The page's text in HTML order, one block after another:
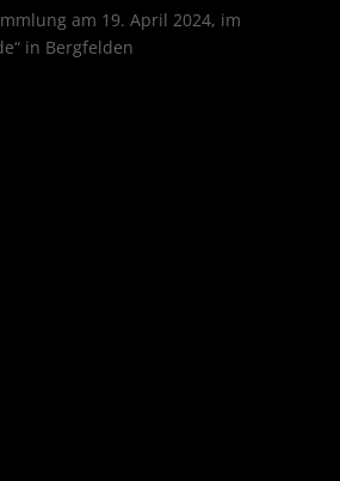
am 19. April 2024, im
in Bergfelden